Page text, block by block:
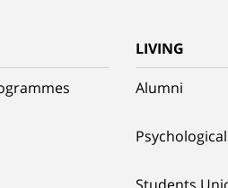
LIVING
Alumni